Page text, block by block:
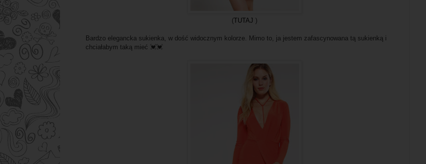
(TUTAJ )
Bardzo elegancka sukienka, w dość widocznym kolorze. Mimo to, ja jestem zafascynowana tą sukienką i
chciałabym taką mieć 💓💓